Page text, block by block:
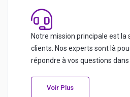
Notre mission principale est la
clients. Nos experts sont là
répondre à vos questions
Voir Plus